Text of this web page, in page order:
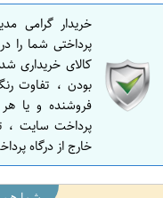
ن
ص
ف
ه
ا
ن
خریدار گرامی
پرداختی شما
کالای خریداری
بودن ، تفاوت
فروشنده و یا
پرداخت سایت ،
خارج از درگاه